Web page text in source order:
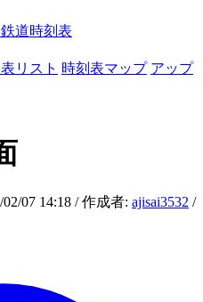
道時刻表
リスト 時刻表マップ アップ
07 14:18 / 作成者: ajisai3532 /